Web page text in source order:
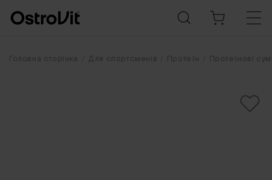
Головна сторінка Для спортсменів Протеїн Протеїнові